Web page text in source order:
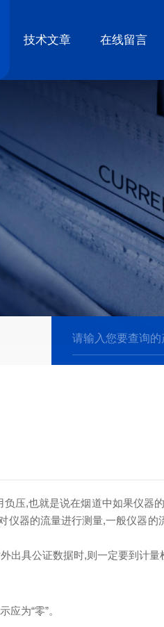
技术文章 在线留言
压,也就是说在烟道中如果仪器
器的流量进行测量,一般仪器
具公证数据时,则一定要到计量
为“零”。